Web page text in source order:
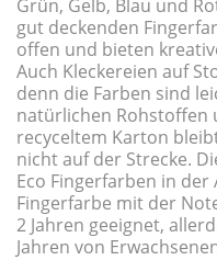
Grün, Gelb, Blau und
gut deckenden
offen und bieten
Auch Kleckereien auf
denn die Farben sind
natürlichen Rohstoffen
recyceltem Karton
nicht auf der Strecke.
Eco Fingerfarben in der
Fingerfarbe mit der
2 Jahren geeignet,
Jahren von